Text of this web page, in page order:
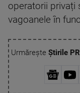
operatorii privați
vagoanele în
Urmărește Știrile